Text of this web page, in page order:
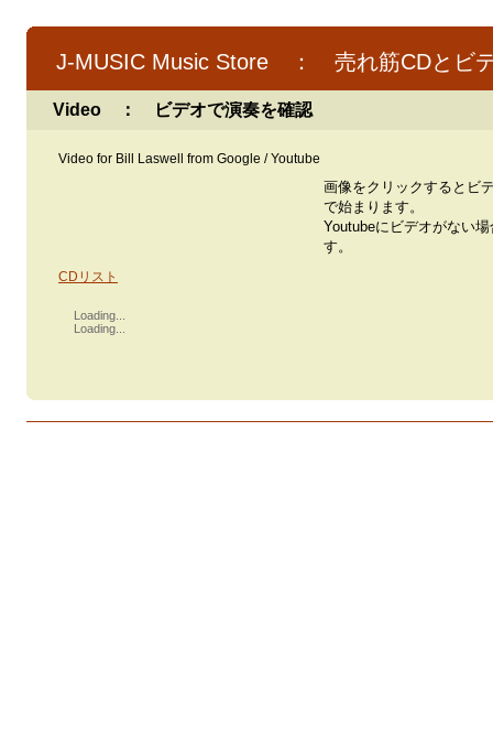
J-MUSIC Music Store ： 売れ筋CDとビ
Video ： ビデオで演奏を確認
Video for Bill Laswell from Google / Youtube
画像をクリックするとビ
で始まります。
Youtubeにビデオがない
す。
CDリスト
Loading...
Loading...